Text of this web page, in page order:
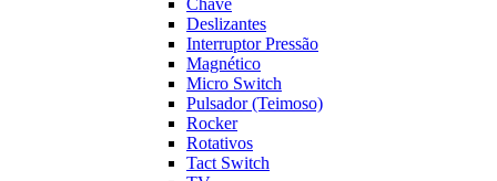
Chave
Deslizantes
Interruptor Pressão
Magnético
Micro Switch
Pulsador (Teimoso)
Rocker
Rotativos
Tact Switch